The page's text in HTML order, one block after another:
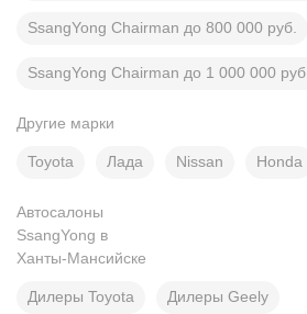
SsangYong Chairman до 800 000 руб.
SsangYong Chairman до 1 000 000 руб.
Другие марки
Toyota Лада Nissan Honda
Автосалоны
SsangYong в
Ханты-Мансийске
Дилеры Toyota Дилеры Geely